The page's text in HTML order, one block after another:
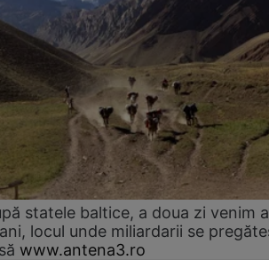
statele baltice, a doua zi venim
locul unde miliardarii se
www.antena3.ro